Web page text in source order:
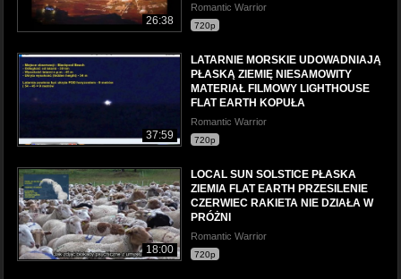
26:38
Romantic Warrior
720p
37:59
LATARNIE MORSKIE UDOWADNIAJĄ
PŁASKĄ ZIEMIĘ NIESAMOWITY
MATERIAŁ FILMOWY LIGHTHOUSE
FLAT EARTH KOPUŁA
Romantic Warrior
720p
18:00
LOCAL SUN SOLSTICE PŁASKA
ZIEMIA FLAT EARTH PRZESILENIE
CZERWIEC RAKIETA NIE DZIAŁA W
PRÓŻNI
Romantic Warrior
720p